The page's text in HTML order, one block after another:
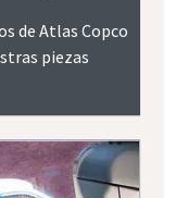
de Atlas Copco
piezas